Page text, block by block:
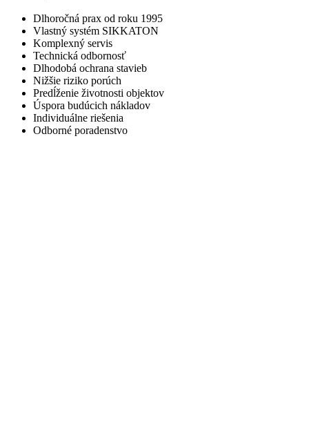
Dlhoročná prax od roku 1995
Vlastný systém SIKKATON
Komplexný servis
Technická odbornosť
Dlhodobá ochrana stavieb
Nižšie riziko porúch
Predĺženie životnosti objektov
Úspora budúcich nákladov
Individuálne riešenia
Odborné poradenstvo